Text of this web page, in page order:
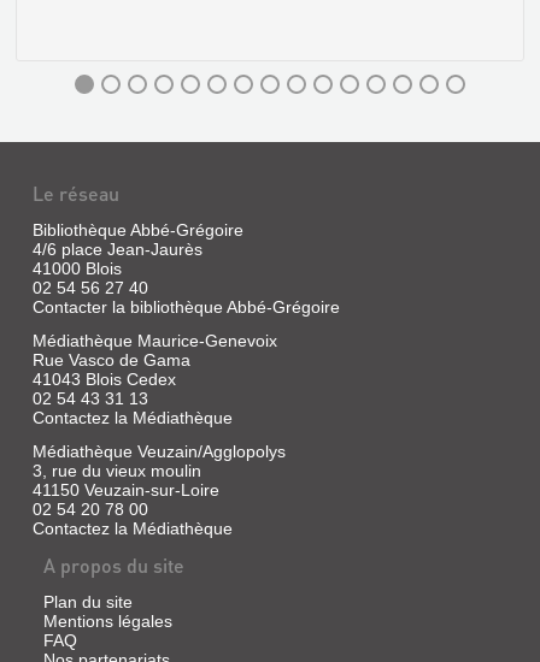
:
RÉGION
OPPRIMÉE,
LA
RÉGION
LIBÉRÉE
Livre
Cannet,
Hervé
La
Nouvelle
République
du
Centre-
Ouest,
2004
BLOIS
DES
BOMBES
ET
DES
RUINES
1940-
1944
Livre
Couppe,
Le réseau
Bibliothèque Abbé-Grégoire
4/6 place Jean-Jaurès
41000 Blois
02 54 56 27 40
Contacter la bibliothèque Abbé-Grégoire
Médiathèque Maurice-Genevoix
Rue Vasco de Gama
41043 Blois Cedex
02 54 43 31 13
Contactez la Médiathèque
Médiathèque Veuzain/Agglopolys
3, rue du vieux moulin
41150 Veuzain-sur-Loire
02 54 20 78 00
Contactez la Médiathèque
A propos du site
Plan du site
Mentions légales
FAQ